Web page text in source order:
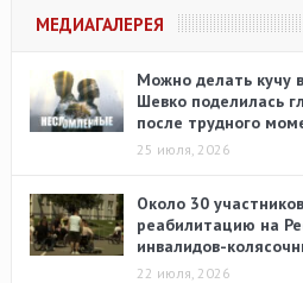
МЕДИАГАЛЕРЕЯ
Можно делать кучу
Шевко поделилась
после трудного
25 июля, 2026
Около 30
реабилитацию на
инвалидов-
22 июля, 2026